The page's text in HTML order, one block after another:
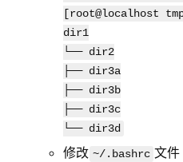
[root@localhost
dir1
└── dir2
├── dir3a
├── dir3b
├── dir3c
└── dir3d
修改 ~/.bashrc 文件